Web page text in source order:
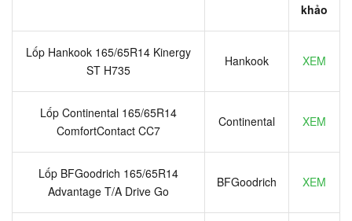
khảo
Lốp Hankook 165/65R14 Kinergy
ST H735
Hankook XEM
Lốp Continental 165/65R14
ComfortContact CC7
Continental XEM
Lốp BFGoodrich 165/65R14
Advantage T/A Drive Go
BFGoodrich XEM